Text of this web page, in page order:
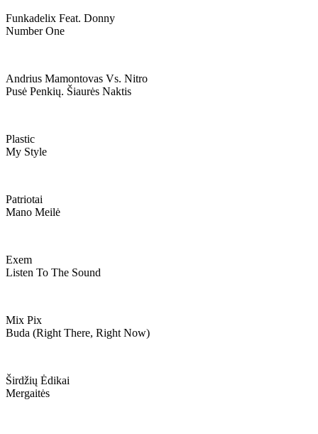
Funkadelix Feat. Donny
Number One
Andrius Mamontovas Vs. Nitro
Pusė Penkių. Šiaurės Naktis
Plastic
My Style
Patriotai
Mano Meilė
Exem
Listen To The Sound
Mix Pix
Buda (right There, Right Now)
Širdžių Ėdikai
Mergaitės